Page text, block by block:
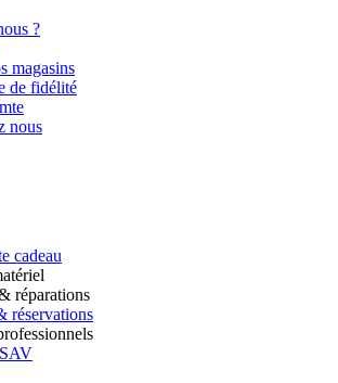
?
magasins
de fidélité
nous
cadeau
réparations
réservations